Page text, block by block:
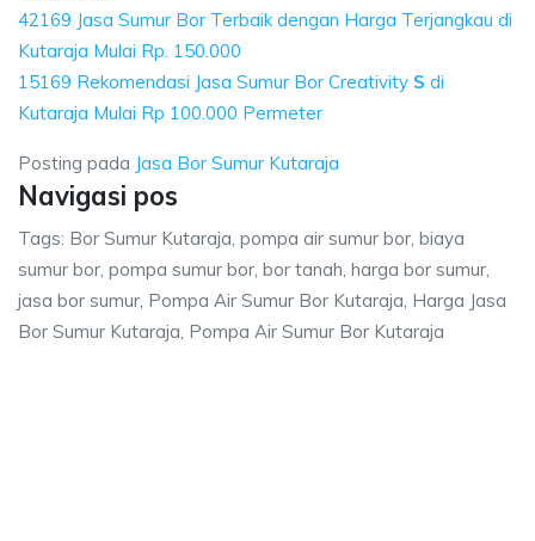
42169 Jasa Sumur Bor Terbaik dengan Harga Terjangkau di
Kutaraja Mulai Rp. 150.000
15169 Rekomendasi Jasa Sumur Bor Creativity S di
Kutaraja Mulai Rp 100.000 Permeter
Posting pada Jasa Bor Sumur Kutaraja
Navigasi pos
Tags: Bor Sumur Kutaraja, pompa air sumur bor, biaya
sumur bor, pompa sumur bor, bor tanah, harga bor sumur,
jasa bor sumur, Pompa Air Sumur Bor Kutaraja, Harga Jasa
Bor Sumur Kutaraja, Pompa Air Sumur Bor Kutaraja